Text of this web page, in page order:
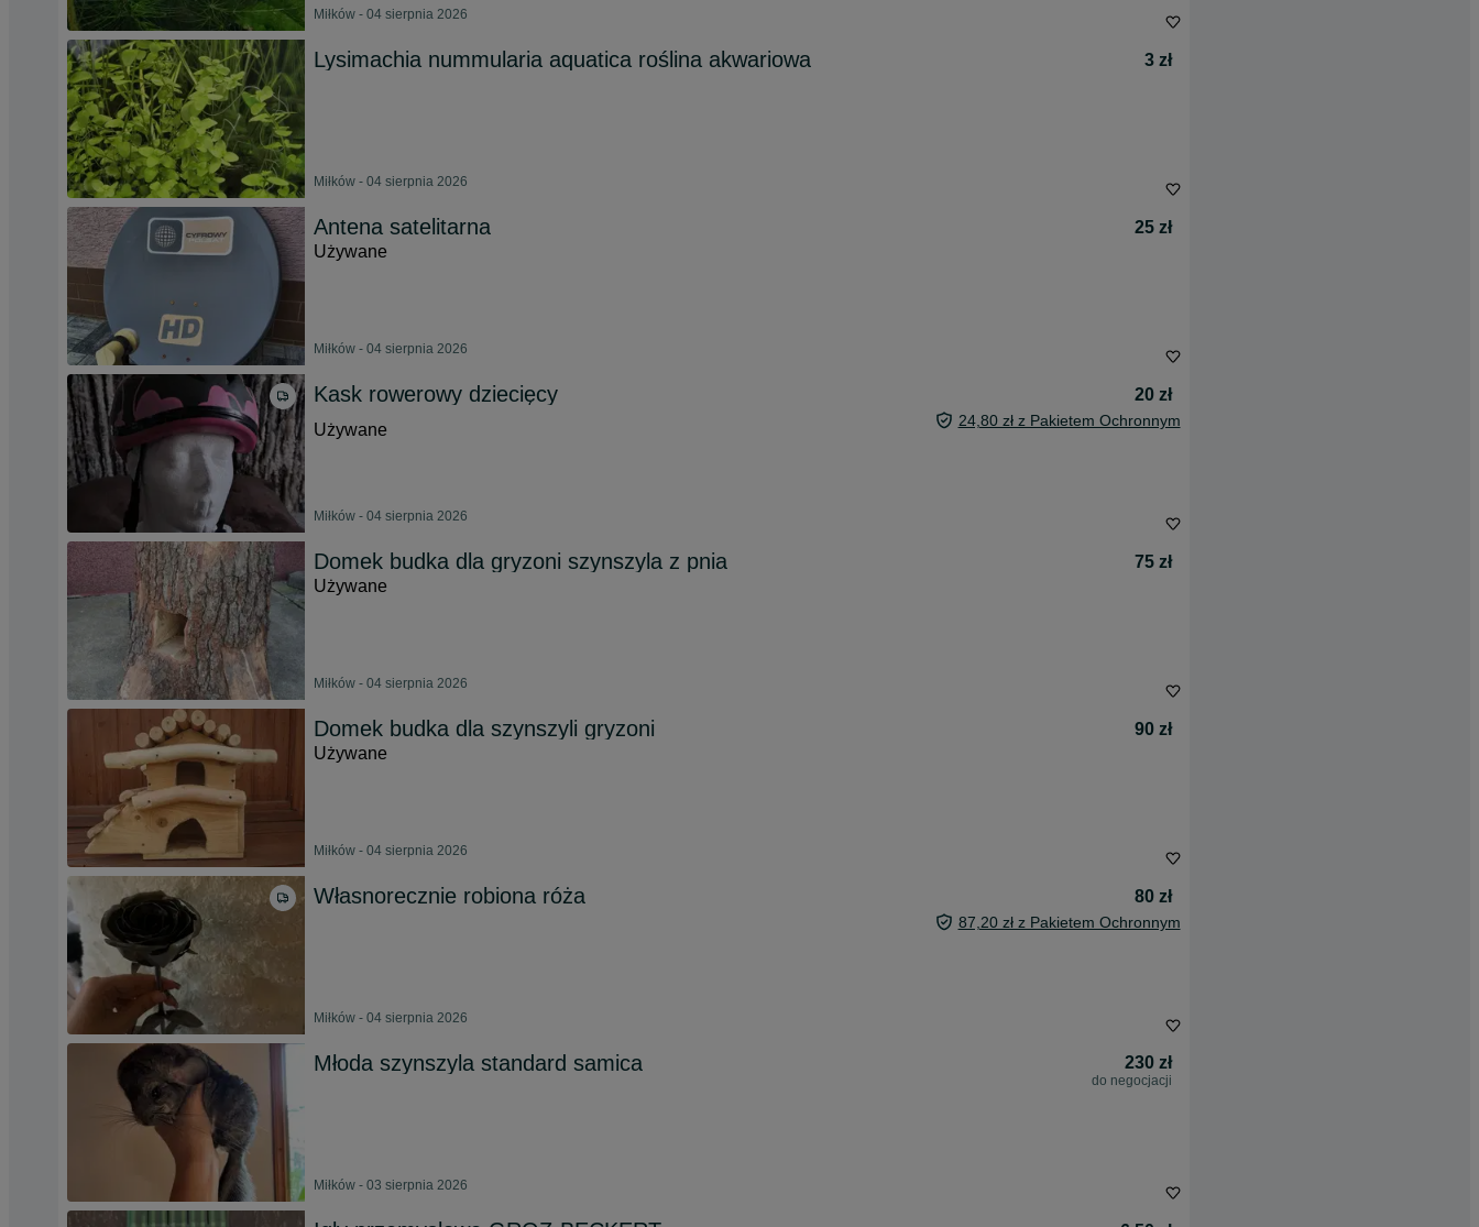
Miłków - 04 sierpnia 2026
Lysimachia nummularia aquatica roślina akwariowa 3 zł
Miłków - 04 sierpnia 2026
Antena satelitarna
25 zł
Używane
Miłków - 04 sierpnia 2026
Kask rowerowy dziecięcy
20 zł
Używane
24,80 zł z Pakietem Ochronnym
Miłków - 04 sierpnia 2026
Domek budka dla gryzoni szynszyla z pnia
75 zł
Używane
Miłków - 04 sierpnia 2026
Domek budka dla szynszyli gryzoni
90 zł
Używane
Miłków - 04 sierpnia 2026
Własnorecznie robiona róża 80 zł
87,20 zł z Pakietem Ochronnym
Miłków - 04 sierpnia 2026
Młoda szynszyla standard samica 230 zł
do negocjacji
Miłków - 03 sierpnia 2026